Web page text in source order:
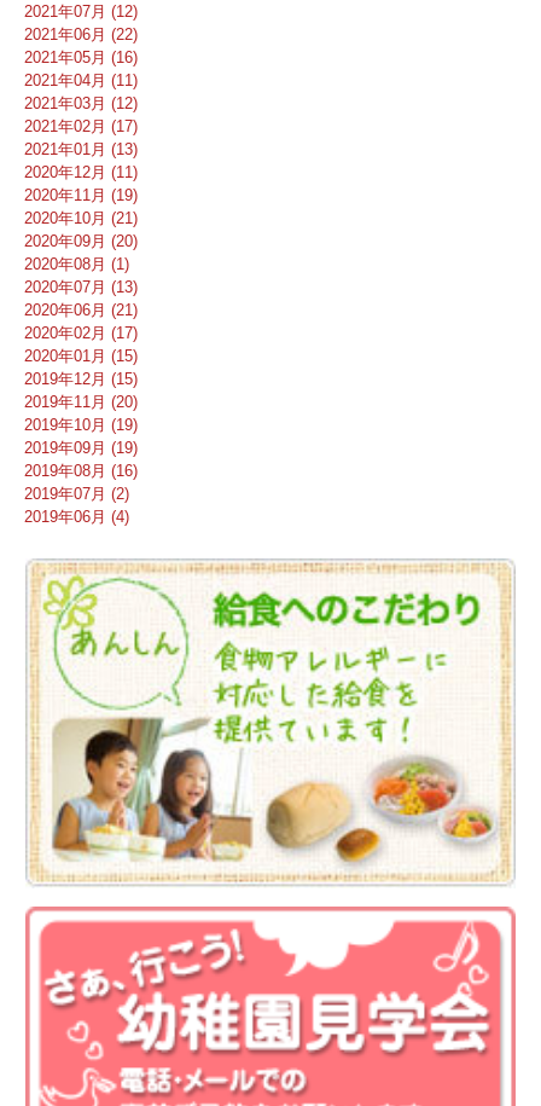
2021年07月 (12)
2021年06月 (22)
2021年05月 (16)
2021年04月 (11)
2021年03月 (12)
2021年02月 (17)
2021年01月 (13)
2020年12月 (11)
2020年11月 (19)
2020年10月 (21)
2020年09月 (20)
2020年08月 (1)
2020年07月 (13)
2020年06月 (21)
2020年02月 (17)
2020年01月 (15)
2019年12月 (15)
2019年11月 (20)
2019年10月 (19)
2019年09月 (19)
2019年08月 (16)
2019年07月 (2)
2019年06月 (4)